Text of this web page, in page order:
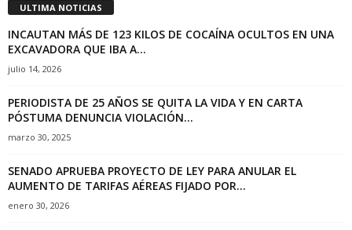
ULTIMA NOTICIAS
INCAUTAN MÁS DE 123 KILOS DE COCAÍNA OCULTOS EN UNA
EXCAVADORA QUE IBA A...
julio 14, 2026
PERIODISTA DE 25 AÑOS SE QUITA LA VIDA Y EN CARTA
PÓSTUMA DENUNCIA VIOLACIÓN...
marzo 30, 2025
SENADO APRUEBA PROYECTO DE LEY PARA ANULAR EL
AUMENTO DE TARIFAS AÉREAS FIJADO POR...
enero 30, 2026